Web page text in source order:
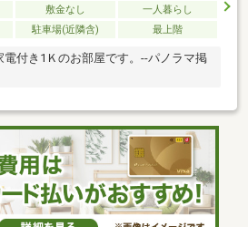
敷金なし
一人暮らし
駐車場(近隣含) 最上階
電付き1Ｋのお部屋です。--パノラマ掲